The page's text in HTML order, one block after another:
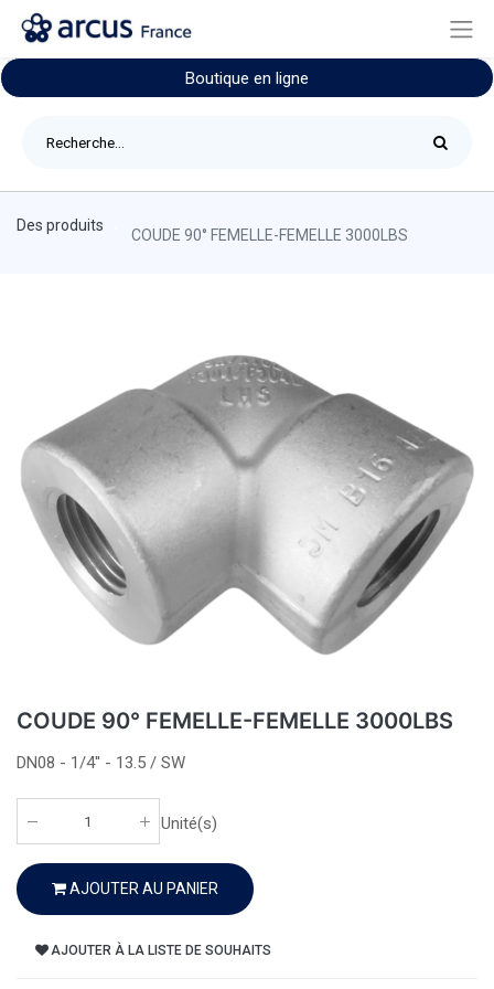
Boutique en ligne
Des produits
COUDE 90° FEMELLE-FEMELLE 3000LBS
COUDE 90° FEMELLE-FEMELLE 3000LBS
DN08 - 1/4'' - 13.5 / SW
Unité(s)
AJOUTER AU PANIER
AJOUTER À LA LISTE DE SOUHAITS